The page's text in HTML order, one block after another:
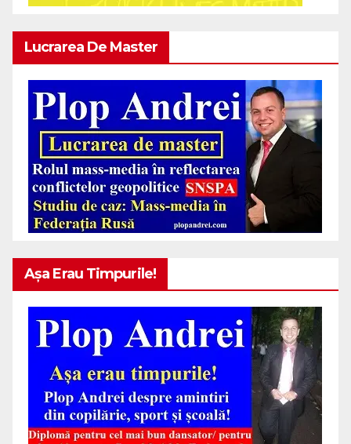
Lucrarea De Master
Așa Erau Timpurile!